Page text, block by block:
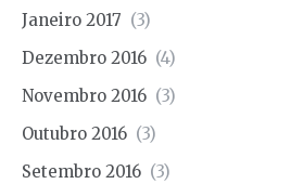
Janeiro 2017 (3)
Dezembro 2016 (4)
Novembro 2016 (3)
Outubro 2016 (3)
Setembro 2016 (3)